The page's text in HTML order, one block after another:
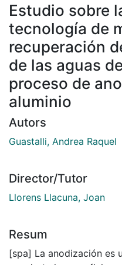
Estudio sobre
tecnología de
recuperación
de las aguas
proceso de
aluminio
Autors
Guastalli, Andrea Raquel
Director/Tutor
Llorens Llacuna, Joan
Resum
[spa] La anodización es